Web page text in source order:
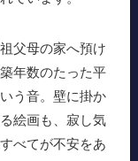
父母の家へ預け
年数のたった平
う音。壁に掛か
絵画も、寂し気
べてが不安をあ